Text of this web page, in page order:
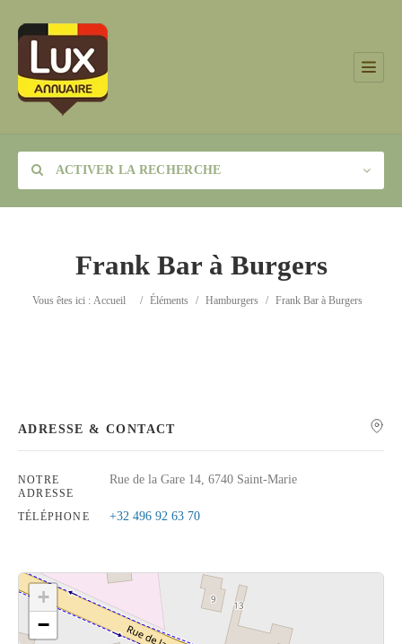
ACTIVER LA RECHERCHE
Catégorie
Frank Bar à Burgers
Vous êtes ici : Accueil / Éléments / Hamburgers / Frank Bar à Burgers
ADRESSE & CONTACT
NOTRE
ADRESSE
Rue de la Gare 14, 6740 Saint-Marie
TÉLÉPHONE +32 496 92 63 70
+
−